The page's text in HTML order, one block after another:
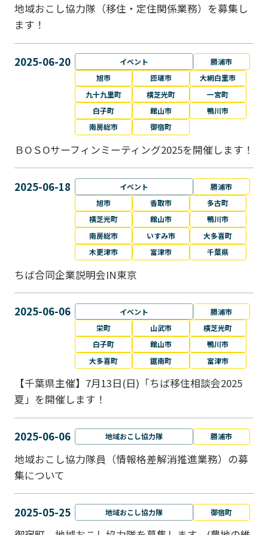
地域おこし協力隊（移住・定住関係業務）を募集し
ます！
2025-06-20 イベント
勝浦市
旭市
匝瑳市
大網白里市
九十九里町
横芝光町
一宮町
白子町
館山市
鴨川市
南房総市
御宿町
ＢОＳОサーフィンミーティング2025を開催します！
2025-06-18 イベント
勝浦市
旭市
香取市
多古町
横芝光町
館山市
鴨川市
南房総市
いすみ市
大多喜町
木更津市
富津市 千葉県
ちば合同企業説明会IN東京
2025-06-06 イベント
勝浦市
栄町
山武市
横芝光町
白子町
館山市
鴨川市
大多喜町
鋸南町 富津市
【千葉県主催】7月13日(日)「ちば移住相談会2025
夏」を開催します！
2025-06-06 地域おこし協力隊 勝浦市
地域おこし協力隊員（情報格差解消推進業務）の募
集について
2025-05-25 地域おこし協力隊 御宿町